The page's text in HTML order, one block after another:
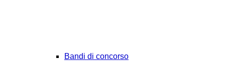
Bandi di concorso